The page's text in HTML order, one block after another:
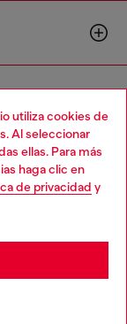
utiliza cookies de
Al seleccionar
ellas. Para más
haga clic en
de privacidad y
Language: ES
it seems you